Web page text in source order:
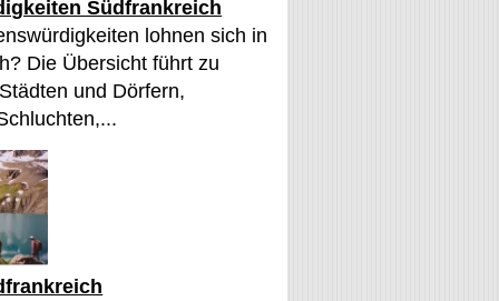
Südfrankreich
lohnen sich in
Die Übersicht führt zu
und Dörfern,